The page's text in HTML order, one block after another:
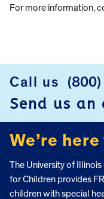
For more information,
FOOTER
Call us
Send us an
We’re
The University of Illinois
for Children provides
children with special